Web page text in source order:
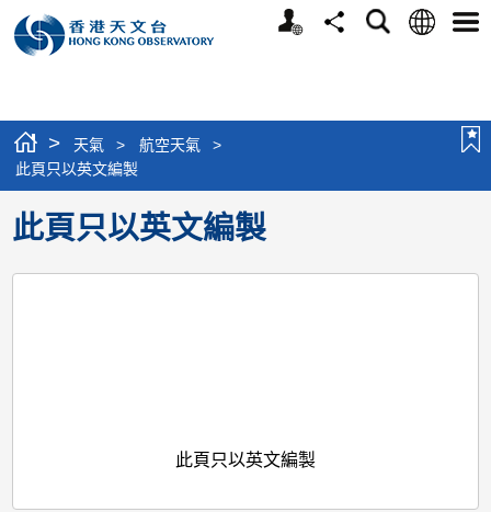
個
分
搜
語
選
> 天氣 > 航空天氣
>
此頁只以英文編製
此頁只以英文編製
此頁只以英文編製